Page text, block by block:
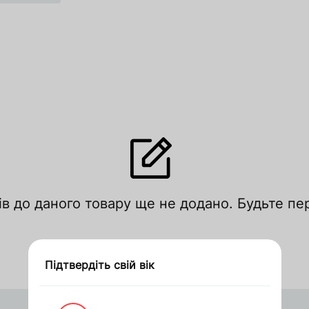
до даного товару ще не додано. Будьте
за рейтингом
Дякуємо за замовлення
Підтвердіть свій вік